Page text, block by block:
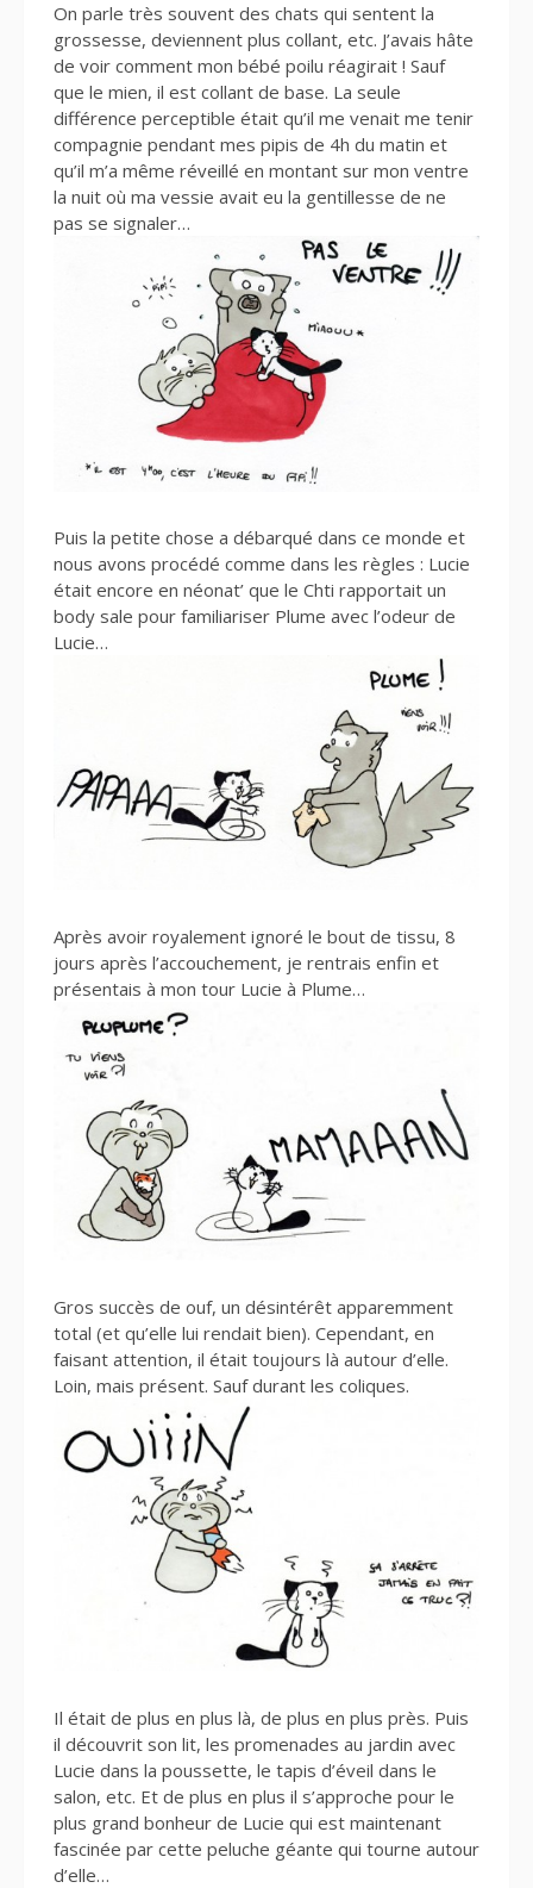
On parle très souvent des chats qui sentent la
grossesse, deviennent plus collant, etc. J’avais hâte
de voir comment mon bébé poilu réagirait ! Sauf
que le mien, il est collant de base. La seule
différence perceptible était qu’il me venait me tenir
compagnie pendant mes pipis de 4h du matin et
qu’il m’a même réveillé en montant sur mon ventre
la nuit où ma vessie avait eu la gentillesse de ne
pas se signaler…
Puis la petite chose a débarqué dans ce monde et
nous avons procédé comme dans les règles : Lucie
était encore en néonat’ que le Chti rapportait un
body sale pour familiariser Plume avec l’odeur de
Lucie…
Après avoir royalement ignoré le bout de tissu, 8
jours après l’accouchement, je rentrais enfin et
présentais à mon tour Lucie à Plume…
Gros succès de ouf, un désintérêt apparemment
total (et qu’elle lui rendait bien). Cependant, en
faisant attention, il était toujours là autour d’elle.
Loin, mais présent. Sauf durant les coliques.
Il était de plus en plus là, de plus en plus près. Puis
il découvrit son lit, les promenades au jardin avec
Lucie dans la poussette, le tapis d’éveil dans le
salon, etc. Et de plus en plus il s’approche pour le
plus grand bonheur de Lucie qui est maintenant
fascinée par cette peluche géante qui tourne autour
d’elle…